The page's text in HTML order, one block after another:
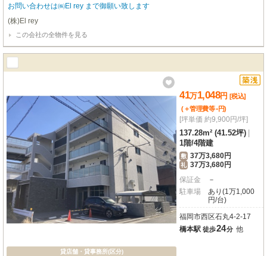
お問い合わせは㈱El rey まで御願い致します
(株)El rey
この会社の全物件を見る
貸店舗・貸事務所(区分)
41万1,048円 [税込]
(＋管理費等-円)
[坪単価 約9,900円/坪]
137.28m² (41.52坪)
1階/4階建
敷 37万3,680円
礼 37万3,680円
保証金
－
駐車場
あり(1万1,000
円/台)
福岡市西区石丸4-2-17
橋本駅 徒歩24分 他